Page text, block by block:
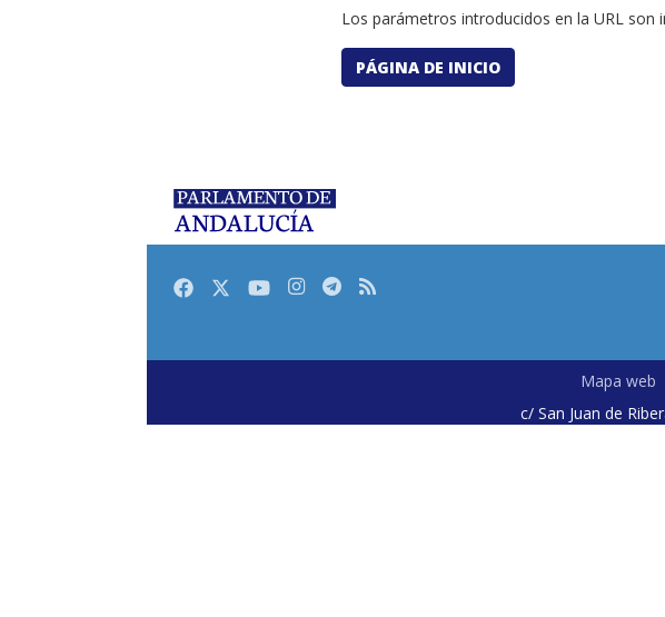
Los parámetros introducidos en la URL son
PÁGINA DE INICIO
FacebookTwitterYoutubeInstagram
Telegram
RSS
Mapa web
c/ San Juan de